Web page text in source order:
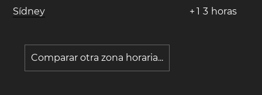
Sídney
+ 1 3 horas
Comparar otra zona horaria...